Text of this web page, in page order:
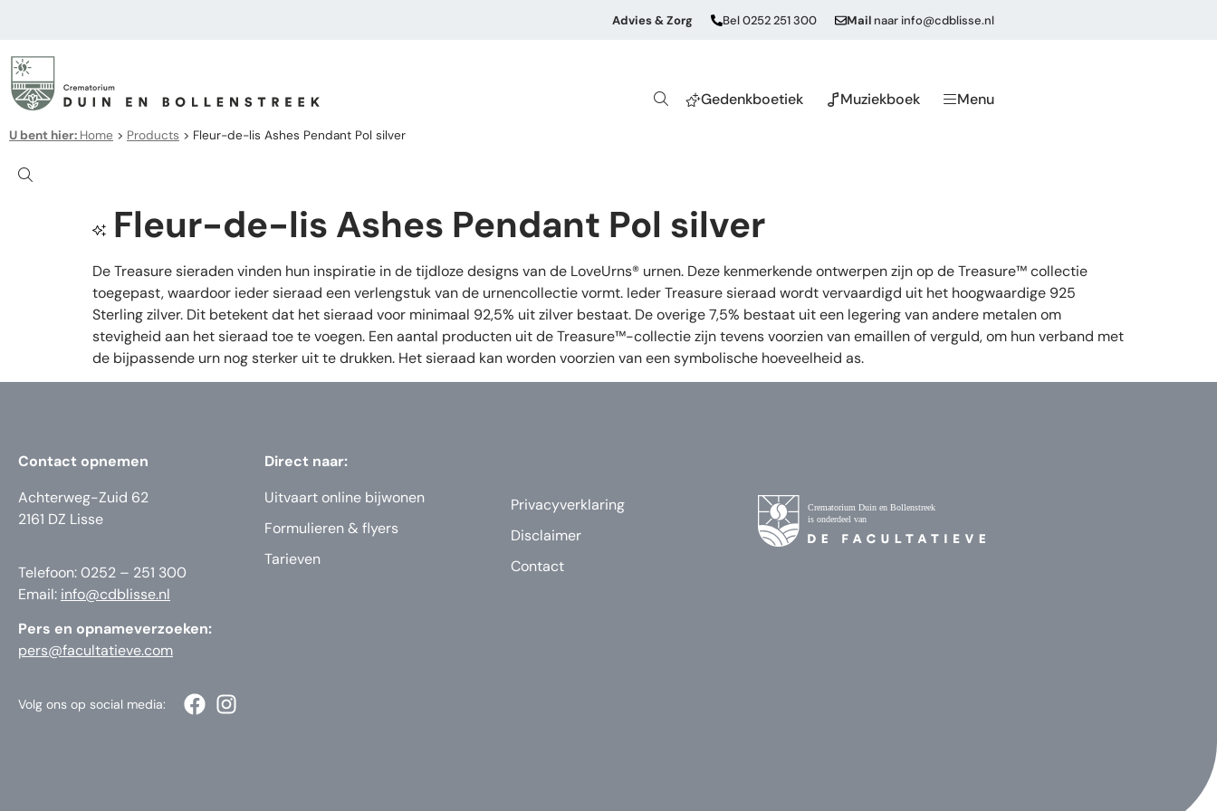
Advies & Zorg Bel 0252 251 300 Mail naarinfo@cdblisse.nl
Gedenkboetiek Muziekboek Menu
U bent hier: Home > Products > Fleur-de-lis Ashes Pendant Pol silver
Fleur-de-lis Ashes Pendant Pol silver
De Treasure sieraden vinden hun inspiratie in de tijdloze designs van de LoveUrns® urnen. Deze kenmerkende ontwerpen zijn op de Treasure™ collectie
toegepast, waardoor ieder sieraad een verlengstuk van de urnencollectie vormt. Ieder Treasure sieraad wordt vervaardigd uit het hoogwaardige 925
Sterling zilver. Dit betekent dat het sieraad voor minimaal 92,5% uit zilver bestaat. De overige 7,5% bestaat uit een legering van andere metalen om
stevigheid aan het sieraad toe te voegen. Een aantal producten uit de Treasure™-collectie zijn tevens voorzien van emaillen of verguld, om hun verband met
de bijpassende urn nog sterker uit te drukken. Het sieraad kan worden voorzien van een symbolische hoeveelheid as.
Contact opnemen
Achterweg-Zuid 62
2161 DZ Lisse
Telefoon: 0252 – 251 300
Email: info@cdblisse.nl
Pers en opnameverzoeken:
pers@facultatieve.com
Direct naar:
Uitvaart online bijwonen
Formulieren & flyers
Tarieven
Privacyverklaring
Disclaimer
Contact
Volg ons op social media: